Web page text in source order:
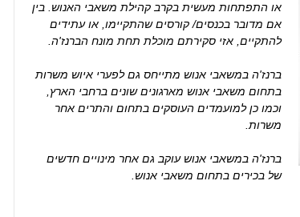
או התפתחות מעשית בקרב קהילת משאבי האנוש. בין
אם מדובר בכנסים/ קורסים שהתקיימו, או עתידים
להתקיים, אזי סקירתם מוכלת תחת מונח הברנז'ה.
ברנז'ה במשאבי אנוש מתייחס גם לפערי איוש משרות
בתחום משאבי אנוש מארגונים שונים ברחבי הארץ,
וכמו כן למועמדים העוסקים בתחום והתרים אחר
משרות.
ברנז'ה במשאבי אנוש עוקב גם אחר מינויים חדשים
של בכירים בתחום משאבי אנוש.